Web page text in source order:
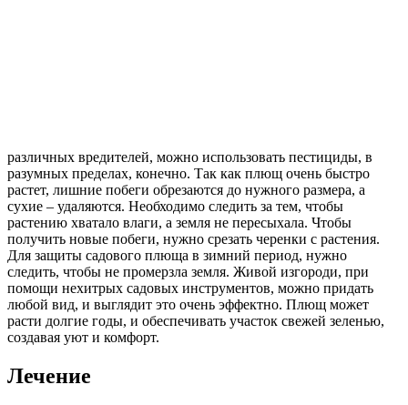
различных вредителей, можно использовать пестициды, в
разумных пределах, конечно. Так как плющ очень быстро
растет, лишние побеги обрезаются до нужного размера, а
сухие – удаляются. Необходимо следить за тем, чтобы
растению хватало влаги, а земля не пересыхала. Чтобы
получить новые побеги, нужно срезать черенки с растения.
Для защиты садового плюща в зимний период, нужно
следить, чтобы не промерзла земля. Живой изгороди, при
помощи нехитрых садовых инструментов, можно придать
любой вид, и выглядит это очень эффектно. Плющ может
расти долгие годы, и обеспечивать участок свежей зеленью,
создавая уют и комфорт.
Лечение